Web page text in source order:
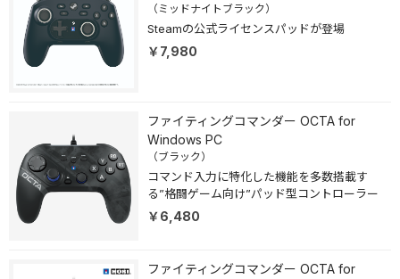
（ミッドナイトブラック）
Steamの公式ライセンスパッドが登場
￥7,980
ファイティングコマンダー OCTA for
Windows PC
（ブラック）
コマンド入力に特化した機能を多数搭載す
る”格闘ゲーム向け”パッド型コントローラー
￥6,480
ファイティングコマンダー OCTA for